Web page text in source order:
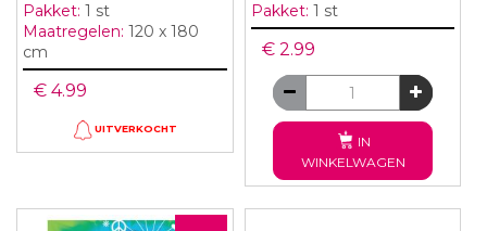
Pakket: 1 st
Maatregelen: 120 x 180
cm
€ 4.99
UITVERKOCHT
Pakket: 1 st
€ 2.99
IN
WINKELWAGEN